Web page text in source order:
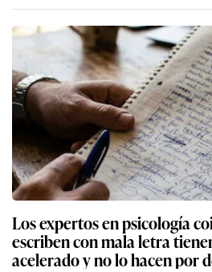
Los expertos en psicología
escriben con mala letra
acelerado y no lo hacen por